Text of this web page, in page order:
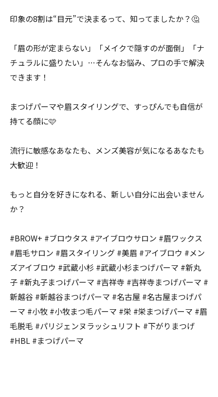
印象の8割は“目元”で決まるって、知ってましたか？🤔
「眉の形が定まらない」「メイクで隠すのが面倒」「ナ
チュラルに盛りたい」…そんなお悩み、プロの手で解決
できます！
まつげパーマや眉スタイリングで、すっぴんでも自信が
持てる顔に🩷
流行に敏感なあなたも、メンズ美容が気になるあなたも
大歓迎！
もっと自分を好きになれる、新しい自分に出会いません
か？
#BROW+ #ブロウタス #アイブロウサロン #眉ワックス
#眉毛サロン #眉スタイリング #美眉 #アイブロウ #メン
ズアイブロウ #武蔵小杉 #武蔵小杉まつげパーマ #新丸
子 #新丸子まつげパーマ #吉祥寺 #吉祥寺まつげパーマ #
新越谷 #新越谷まつげパーマ #名古屋 #名古屋まつげパ
ーマ #小牧 #小牧まつ毛パーマ #栄 #栄まつげパーマ #眉
毛脱毛 #パリジェンヌラッシュリフト #下がりまつげ
#HBL #まつげパーマ